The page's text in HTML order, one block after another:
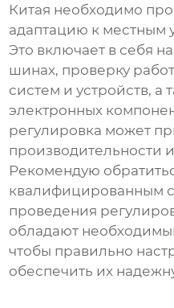
Китая необходимо
адаптацию к местным
Это включает в себя
шинах, проверку
систем и устройств, а
электронных
регулировка может
производительности
Рекомендую
квалифицированным
проведения
обладают
чтобы правильно
обеспечить их